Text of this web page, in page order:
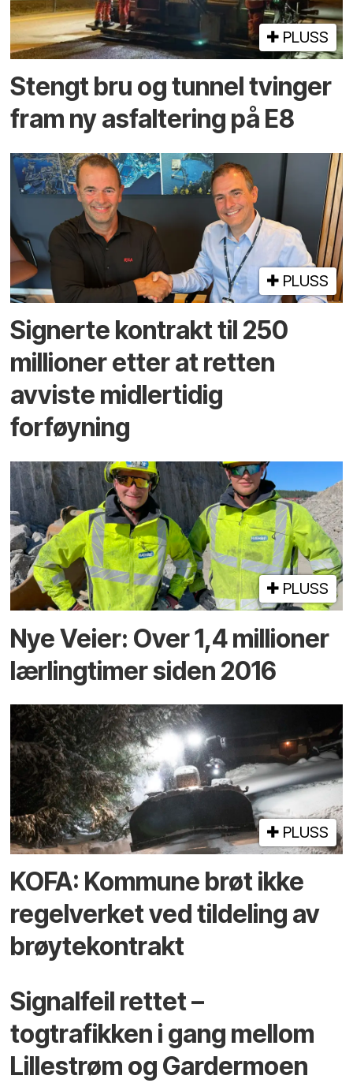
PLUSS
Stengt bru og tunnel tvinger
fram ny asfaltering på E8
PLUSS
Signerte kontrakt til 250
millioner etter at retten
avviste midlertidig
forføyning
PLUSS
Nye Veier: Over 1,4 millioner
lærlingtimer siden 2016
PLUSS
KOFA: Kommune brøt ikke
regelverket ved tildeling av
brøytekontrakt
Signalfeil rettet –
togtrafikken i gang mellom
Lillestrøm og Gardermoen